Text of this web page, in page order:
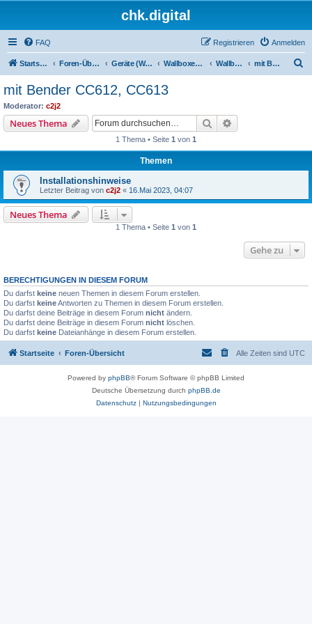
chk.digital
FAQ Anmelden
Registrieren
Startseite Foren-Übersicht Geräte (Wallboxen, Stromquellen, Autos) Wallboxen & Funkschalter Wallboxen ohne Phasenlimitierung mit Bender CC612, CC613
mit Bender CC612, CC613
Moderator: c2j2
Neues Thema Suche
1 Thema • Seite 1 von 1
Themen
Installationshinweise
Letzter Beitrag von c2j2 « 16.Mai 2023, 04:07
Neues Thema
1 Thema • Seite 1 von 1
Gehe zu
BERECHTIGUNGEN IN DIESEM FORUM
Du darfst keine neuen Themen in diesem Forum erstellen.
Du darfst keineAntworten zu Themen in diesem Forum erstellen.
Du darfst deine Beiträge in diesem Forum nicht ändern.
Du darfst deine Beiträge in diesem Forum nicht löschen.
Du darfst keine Dateianhänge in diesem Forum erstellen.
Startseite Foren-Übersicht Alle Zeiten sind UTC
Powered by phpBB® Forum Software © phpBB Limited
Deutsche Übersetzung durch phpBB.de
Datenschutz| Nutzungsbedingungen